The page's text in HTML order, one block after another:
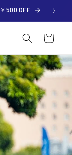
500 OFF
r
t